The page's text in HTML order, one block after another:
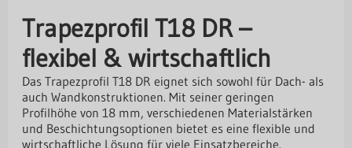
Trapezprofil T18 DR –
flexibel & wirtschaftlich
Das Trapezprofil T18 DR eignet sich sowohl für Dach- als
auch Wandkonstruktionen. Mit seiner geringen
Profilhöhe von 18 mm, verschiedenen Materialstärken
und Beschichtungsoptionen bietet es eine flexible und
wirtschaftliche Lösung für viele Einsatzbereiche.